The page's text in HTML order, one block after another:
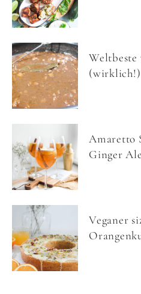
Weltbeste
Amaretto
Ginger
Veganer